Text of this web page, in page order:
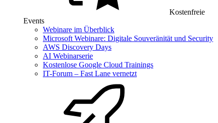
Kostenfreie
Events
Webinare im Überblick
Microsoft Webinare: Digitale Souveränität und Security
AWS Discovery Days
AI Webinarserie
Kostenlose Google Cloud Trainings
IT-Forum – Fast Lane vernetzt